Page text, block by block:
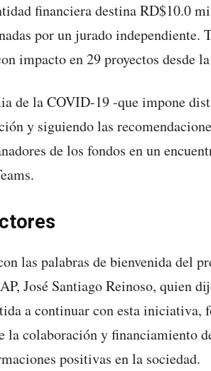
financiera destina RD$10.0
por un jurado independiente.
impacto en 29 proyectos desde
de la COVID-19 -que impone
y siguiendo las
de los fondos en un
las palabras de bienvenida del
José Santiago Reinoso, quien
a continuar con esta iniciativa,
la colaboración y financiamiento
positivas en la sociedad.